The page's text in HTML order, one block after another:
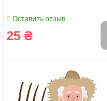
Оставить отзыв
25 ₴